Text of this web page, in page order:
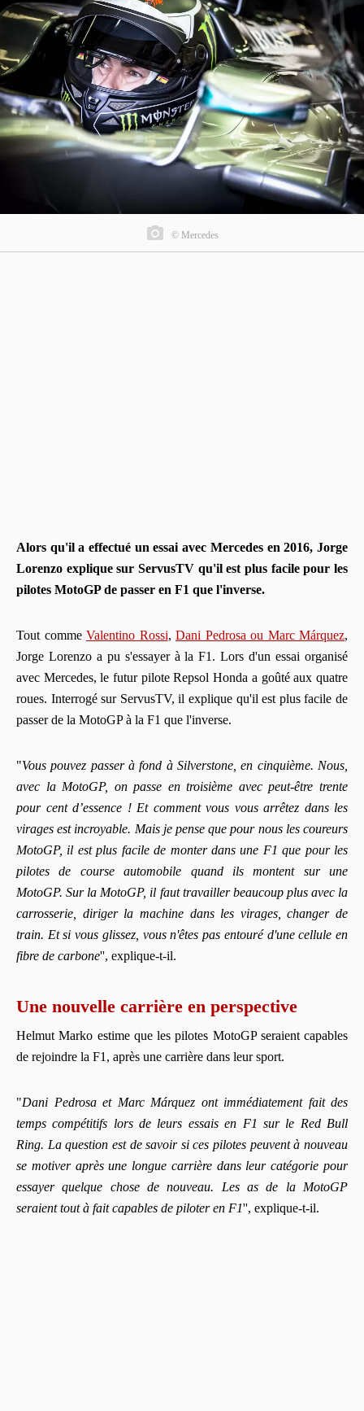
© Mercedes
Alors qu'il a effectué un essai avec Mercedes en 2016, Jorge
Lorenzo explique sur ServusTV qu'il est plus facile pour les
pilotes MotoGP de passer en F1 que l'inverse.
Tout comme Valentino Rossi, Dani Pedrosa ou Marc Márquez,
Jorge Lorenzo a pu s'essayer à la F1. Lors d'un essai organisé
avec Mercedes, le futur pilote Repsol Honda a goûté aux quatre
roues. Interrogé sur ServusTV, il explique qu'il est plus facile de
passer de la MotoGP à la F1 que l'inverse.
"Vous pouvez passer à fond à Silverstone, en cinquième. Nous,
avec la MotoGP, on passe en troisième avec peut-être trente
pour cent d’essence ! Et comment vous vous arrêtez dans les
virages est incroyable. Mais je pense que pour nous les coureurs
MotoGP, il est plus facile de monter dans une F1 que pour les
pilotes de course automobile quand ils montent sur une
MotoGP. Sur la MotoGP, il faut travailler beaucoup plus avec la
carrosserie, diriger la machine dans les virages, changer de
train. Et si vous glissez, vous n'êtes pas entouré d'une cellule en
fibre de carbone'', explique-t-il.
Une nouvelle carrière en perspective
Helmut Marko estime que les pilotes MotoGP seraient capables
de rejoindre la F1, après une carrière dans leur sport.
"Dani Pedrosa et Marc Márquez ont immédiatement fait des
temps compétitifs lors de leurs essais en F1 sur le Red Bull
Ring. La question est de savoir si ces pilotes peuvent à nouveau
se motiver après une longue carrière dans leur catégorie pour
essayer quelque chose de nouveau. Les as de la MotoGP
seraient tout à fait capables de piloter en F1'', explique-t-il.